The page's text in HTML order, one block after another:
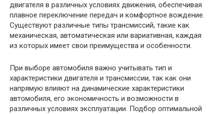
двигателя в различных условиях движения, обеспечивая
плавное переключение передач и комфортное вождение.
Существуют различные типы трансмиссий, такие как
механическая, автоматическая или вариативная, каждая
из которых имеет свои преимущества и особенности.
При выборе автомобиля важно учитывать тип и
характеристики двигателя и трансмиссии, так как они
напрямую влияют на динамические характеристики
автомобиля, его экономичность и возможности в
различных условиях эксплуатации. Подбор оптимальной